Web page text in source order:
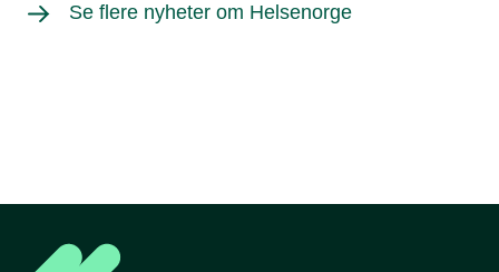
Se flere nyheter om Helsenorge